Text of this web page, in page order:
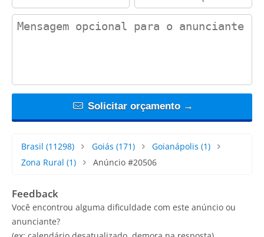
contact_message
Solicitar orçamento →
Brasil (11298) Goiás (171) Goianápolis (1)
Zona Rural (1) Anúncio #20506
Feedback
Você encontrou alguma dificuldade com este anúncio ou
anunciante?